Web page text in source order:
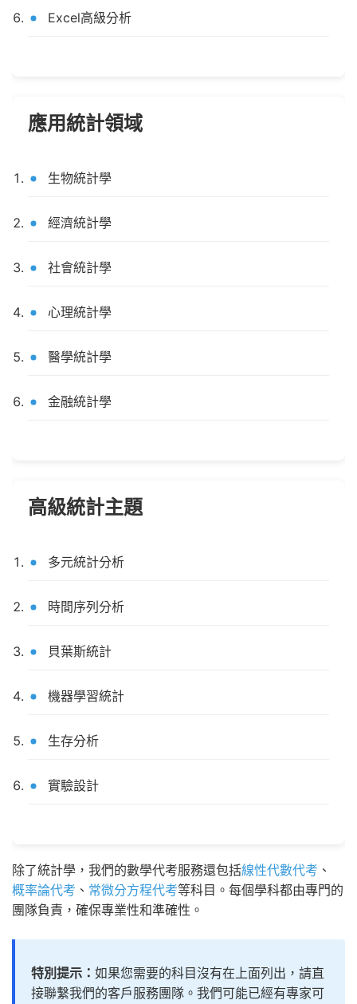
Excel高級分析
應用統計領域
生物統計學
經濟統計學
社會統計學
心理統計學
醫學統計學
金融統計學
高級統計主題
多元統計分析
時間序列分析
貝葉斯統計
機器學習統計
生存分析
實驗設計
除了統計學，我們的數學代考服務還包括線性代數代考 、
概率論代考 、 常微分方程代考等科目。每個學科都由專門的
團隊負責，確保專業性和準確性。
特別提示： 如果您需要的科目沒有在上面列出，請直
接聯繫我們的客戶服務團隊。我們可能已經有專家可